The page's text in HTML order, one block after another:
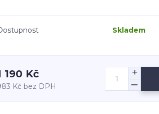
Skladem
190 Kč
Kč bez DPH